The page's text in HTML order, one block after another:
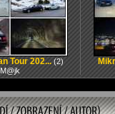
Tour 202...(2)
M@jk